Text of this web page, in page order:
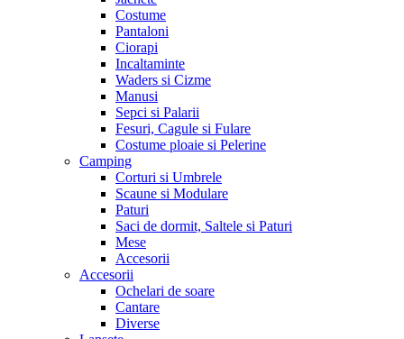
Costume
Pantaloni
Ciorapi
Incaltaminte
Waders si Cizme
Manusi
Sepci si Palarii
Fesuri, Cagule si Fulare
Costume ploaie si Pelerine
Camping
Corturi si Umbrele
Scaune si Modulare
Paturi
Saci de dormit, Saltele si Paturi
Mese
Accesorii
Accesorii
Ochelari de soare
Cantare
Diverse